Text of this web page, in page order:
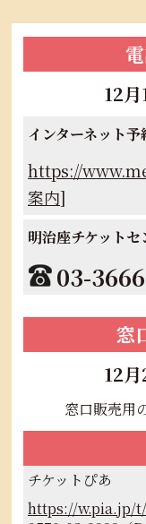
12
インターネット予
https://
案内]
明治座チケットセ
03-
窓
12
窓口販売用
チケットぴあ
https://w.pia.jp/